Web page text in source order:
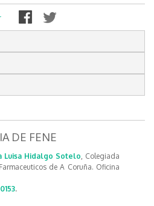
DE FENE
Luisa Hidalgo Sotelo, Colegiada
de A Coruña. Oficina
.